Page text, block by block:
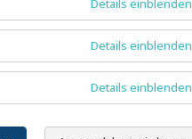
Details einblenden
Details einblenden